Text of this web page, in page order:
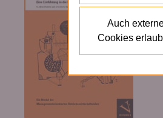
Auch
Cookies